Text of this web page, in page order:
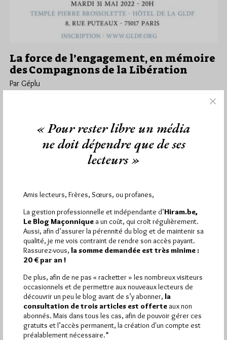
La force de l’engagement, en mémoire
des Compagnons de la Libération
Par Géplu
Lu 276 fois
France ont eu la tristesse d’apprendre le passage à…
visiteset 3 133 pages ont été lues (Source :
Pirsch.io)
Plus d’informations
« Pour rester libre un média
ne doit dépendre que de ses
lecteurs »
Amis lecteurs, Frères, Sœurs, ou profanes,
La gestion professionnelle et indépendante d’Hiram.be,
Le Blog Maçonnique a un coût, qui croît régulièrement.
Aussi, afin d’assurer la pérennité du blog et de maintenir sa
qualité, je me vois contraint de rendre son accès payant.
Rassurez-vous, la somme demandée est très minime :
20 € par an !
De plus, afin de ne pas « racketter » les nombreux visiteurs
occasionnels et de permettre aux nouveaux lecteurs de
découvrir un peu le blog avant de s’y abonner, la
consultation de trois articles est offerte aux non
abonnés. Mais dans tous les cas, afin de pouvoir gérer ces
gratuits et l’accès permanent, la création d'un compte est
préalablement nécessaire.*